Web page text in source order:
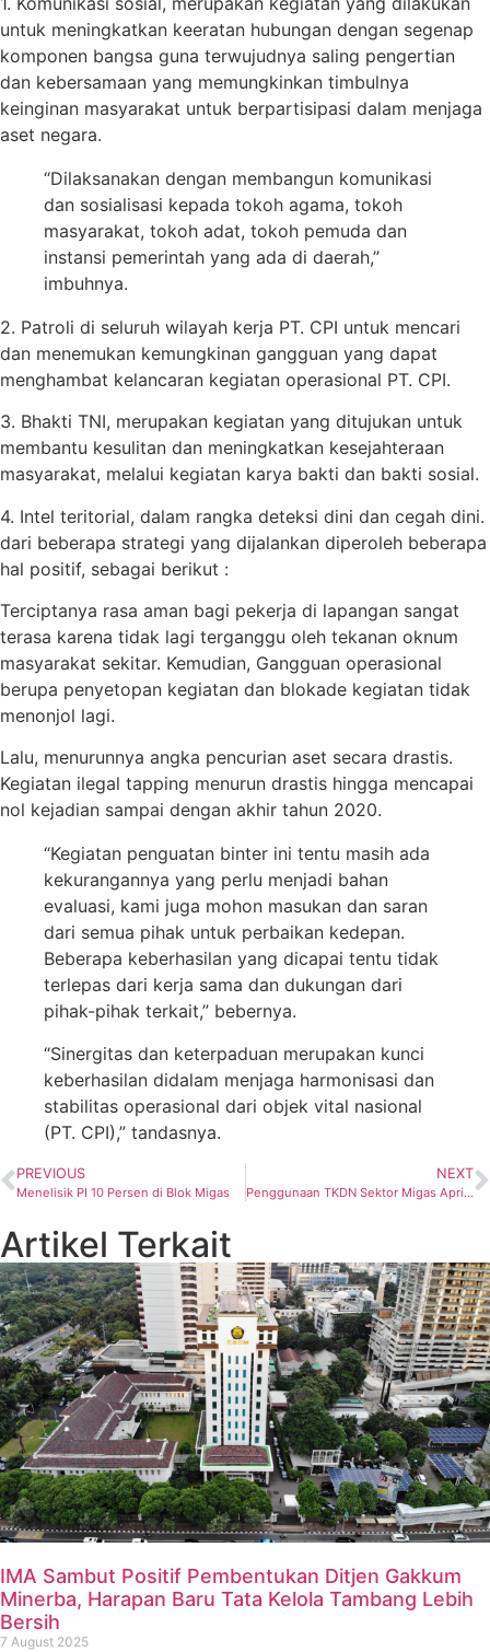
untuk meningkatkan keeratan hubungan dengan segenap
komponen bangsa guna terwujudnya saling pengertian
dan kebersamaan yang memungkinkan timbulnya
keinginan masyarakat untuk berpartisipasi dalam menjaga
aset negara.
“Dilaksanakan dengan membangun komunikasi
dan sosialisasi kepada tokoh agama, tokoh
masyarakat, tokoh adat, tokoh pemuda dan
instansi pemerintah yang ada di daerah,”
imbuhnya.
2. Patroli di seluruh wilayah kerja PT. CPI untuk mencari
dan menemukan kemungkinan gangguan yang dapat
menghambat kelancaran kegiatan operasional PT. CPI.
3. Bhakti TNI, merupakan kegiatan yang ditujukan untuk
membantu kesulitan dan meningkatkan kesejahteraan
masyarakat, melalui kegiatan karya bakti dan bakti sosial.
4. Intel teritorial, dalam rangka deteksi dini dan cegah dini.
dari beberapa strategi yang dijalankan diperoleh beberapa
hal positif, sebagai berikut :
Terciptanya rasa aman bagi pekerja di lapangan sangat
terasa karena tidak lagi terganggu oleh tekanan oknum
masyarakat sekitar. Kemudian, Gangguan operasional
berupa penyetopan kegiatan dan blokade kegiatan tidak
menonjol lagi.
Lalu, menurunnya angka pencurian aset secara drastis.
Kegiatan ilegal tapping menurun drastis hingga mencapai
nol kejadian sampai dengan akhir tahun 2020.
“Kegiatan penguatan binter ini tentu masih ada
kekurangannya yang perlu menjadi bahan
evaluasi, kami juga mohon masukan dan saran
dari semua pihak untuk perbaikan kedepan.
Beberapa keberhasilan yang dicapai tentu tidak
terlepas dari kerja sama dan dukungan dari
pihak-pihak terkait,” bebernya.
“Sinergitas dan keterpaduan merupakan kunci
keberhasilan didalam menjaga harmonisasi dan
stabilitas operasional dari objek vital nasional
(PT. CPI),” tandasnya.
PREVIOUS
Menelisik PI 10 Persen di Blok Migas
NEXT
Penggunaan TKDN Sektor Migas April 2021 Lebihi Target
Artikel Terkait
IMA Sambut Positif Pembentukan Ditjen Gakkum
Minerba, Harapan Baru Tata Kelola Tambang Lebih
Bersih
7 August 2025